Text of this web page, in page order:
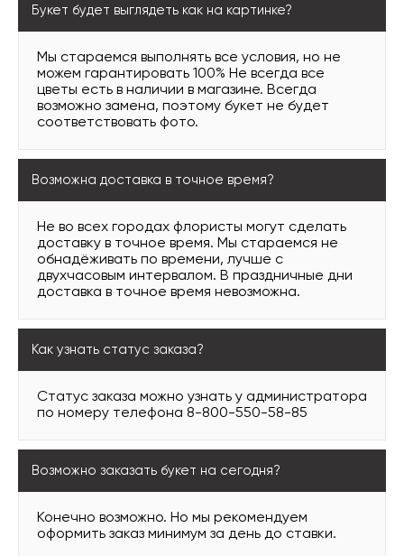
Букет будет выглядеть как на картинке?
Мы стараемся выполнять все условия, но не
можем гарантировать 100% Не всегда все
цветы есть в наличии в магазине. Всегда
возможно замена, поэтому букет не будет
соответствовать фото.
Возможна доставка в точное время?
Не во всех городах флористы могут сделать
доставку в точное время. Мы стараемся не
обнадёживать по времени, лучше с
двухчасовым интервалом. В праздничные дни
доставка в точное время невозможна.
Как узнать статус заказа?
Статус заказа можно узнать у администратора
по номеру телефона 8-800-550-58-85
Возможно заказать букет на сегодня?
Конечно возможно. Но мы рекомендуем
оформить заказ минимум за день до ставки.